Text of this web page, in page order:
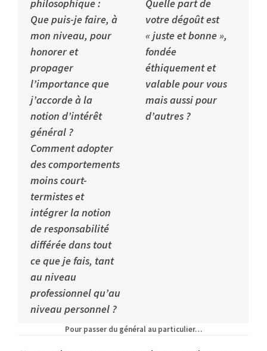
philosophique :
Que puis-je faire, à
mon niveau, pour
honorer et
propager
l’importance que
j’accorde à la
notion d’intérêt
général ?
Comment adopter
des comportements
moins court-
termistes et
intégrer la notion
de responsabilité
différée dans tout
ce que je fais, tant
au niveau
professionnel qu’au
niveau personnel ?
Quelle part de
votre dégoût est
« juste et bonne »,
fondée
éthiquement et
valable pour vous
mais aussi pour
d’autres ?
Pour passer du général au particulier…